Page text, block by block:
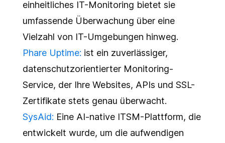
einheitliches IT-Monitoring bietet sie
umfassende Überwachung über eine
Vielzahl von IT-Umgebungen hinweg.
Phare Uptime: ist ein zuverlässiger,
datenschutzorientierter Monitoring-
Service, der Ihre Websites, APIs und SSL-
Zertifikate stets genau überwacht.
SysAid: Eine AI-native ITSM-Plattform, die
entwickelt wurde, um die aufwendigen